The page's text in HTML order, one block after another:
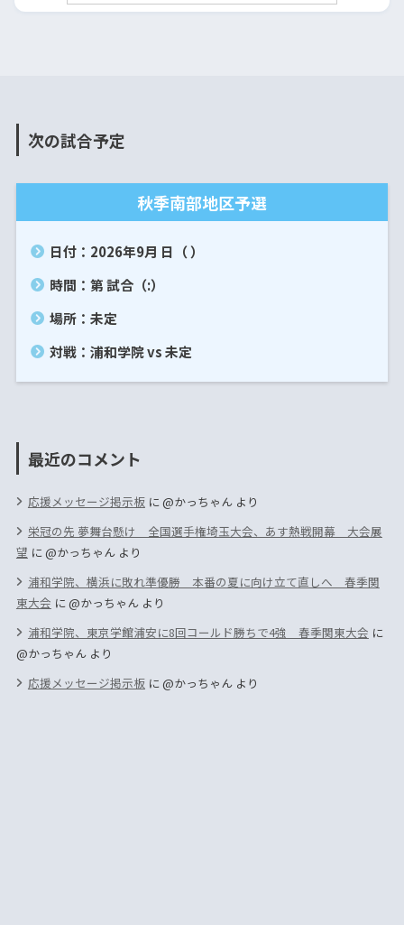
次の試合予定
秋季南部地区予選
日付：2026年9月 日（ ）
時間：第 試合（:）
場所：未定
対戦：浦和学院 vs 未定
最近のコメント
応援メッセージ掲示板に@かっちゃんより
栄冠の先 夢舞台懸け 全国選手権埼玉大会、あす熱戦開幕 大会展
望 に@かっちゃんより
浦和学院、横浜に敗れ準優勝 本番の夏に向け立て直しへ 春季関
東大会 に@かっちゃんより
浦和学院、東京学館浦安に8回コールド勝ちで4強 春季関東大会 に
@かっちゃんより
応援メッセージ掲示板に@かっちゃんより